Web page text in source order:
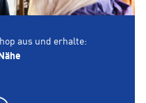
aus und erhalte: